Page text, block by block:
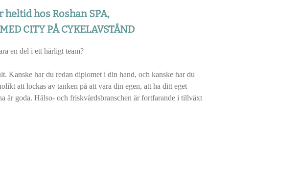
hos Roshan SPA,
CITY PÅ CYKELAVSTÅND
en del i ett härligt team?
Kanske har du redan diplomet i din hand, och kanske har du
att lockas av tanken på att vara din egen, att ha ditt eget
är goda. Hälso- och friskvårdsbranschen är fortfarande i tillväxt